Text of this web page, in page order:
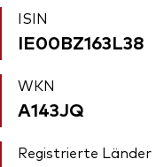
ISIN
IE00BZ163L38
WKN
A143JQ
Registrierte Länder